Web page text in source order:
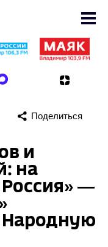
Поделиться
и
на
—
Народную